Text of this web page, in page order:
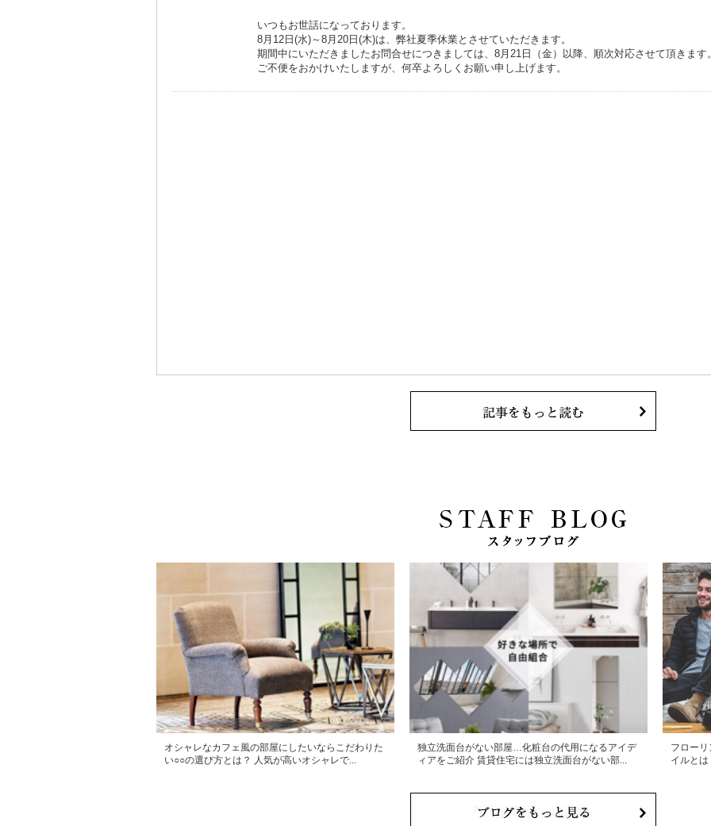
いつもお世話になっております。
8月12日(水)～8月20日(木)は、弊社夏季休業とさせていただきます。
期間中にいただきましたお問合せにつきましては、8月21日（金）以降、順次対応させて頂きます
ご不便をおかけいたしますが、何卒よろしくお願い申し上げます。
オシャレなカフェ風の部屋にしたいならこだわりた
い○○の選び方とは？ 人気が高いオシャレで...
独立洗面台がない部屋…化粧台の代用になるアイデ
ィアをご紹介 賃貸住宅には独立洗面台がない部...
フロー
イルと